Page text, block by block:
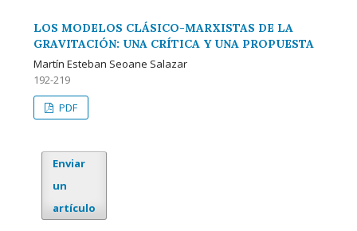
LOS MODELOS CLÁSICO-MARXISTAS DE LA
GRAVITACIÓN: UNA CRÍTICA Y UNA PROPUESTA
Martín Esteban Seoane Salazar
192-219
PDF
Enviar
un
artículo